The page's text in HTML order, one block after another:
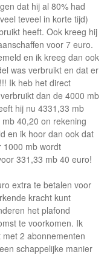
dat hij al 80% had
teveel in korte tijd)
heeft. Ook kreeg hij
voor 7 euro.
en ik kreeg dan ook
was verbruikt en dat er
Ik heb het direct
dan de 4000 mb
hij nu 4331,33 mb
40,20 on rekening
en ik hoor dan ook dat
1000 mb wordt
331,33 mb 40 euro!
extra te betalen voor
kracht kunt
het plafond
te voorkomen. Ik
2 abonnementen
schappelijke manier